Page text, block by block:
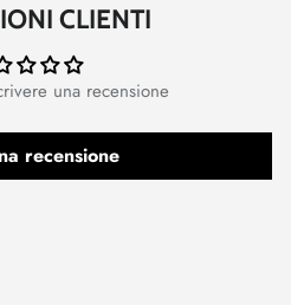
CLIENTI
una recensione
recensione